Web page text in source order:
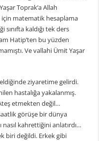
Toprak’a Allah
için matematik hesaplama
kaldığı tek ders
Hatip’ten bu yüzden
Ve vallahi Ümit Yaşar
ziyaretime gelirdi.
hastalığa yakalanmış.
etmekten değil…
görüşe bir dünya
nasıl kahrettiğini anlatırdı…
biri değildi. Erkek gibi